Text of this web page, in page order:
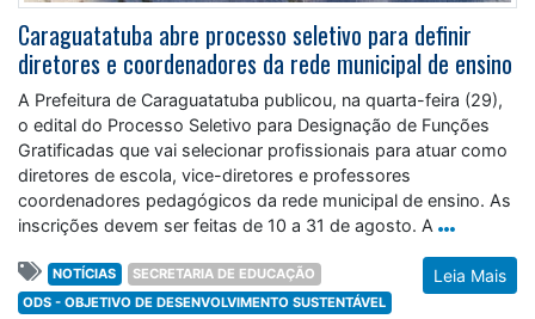
Caraguatatuba abre processo seletivo para definir
diretores e coordenadores da rede municipal de ensino
A Prefeitura de Caraguatatuba publicou, na quarta-feira (29),
o edital do Processo Seletivo para Designação de Funções
Gratificadas que vai selecionar profissionais para atuar como
diretores de escola, vice-diretores e professores
coordenadores pedagógicos da rede municipal de ensino. As
inscrições devem ser feitas de 10 a 31 de agosto. A
Leia Mais
NOTÍCIAS
SECRETARIA DE EDUCAÇÃO
ODS - OBJETIVO DE DESENVOLVIMENTO SUSTENTÁVEL